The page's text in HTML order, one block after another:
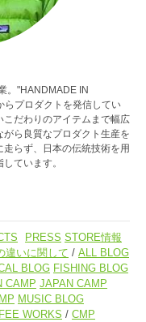
。"HANDMADE IN
らプロダクトを発信してい
こだわりのアイテムまで幅広
ら良質なプロダクト生産を
らず、日本の伝統技術を用
ています。
PRESS STORE情報
違いに関して
ALL BLOG
BLOG FISHING BLOG
CAMP JAPAN CAMP
MUSIC BLOG
WORKS
CMP